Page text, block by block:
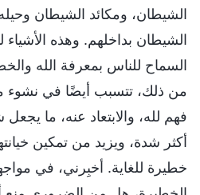
الشيطان، ومكائد الشيطان
الشيطان بداخلهم. وهذه
السماح للناس بمعرفة الله
من ذلك، تتسبب أيضًا في نشوء
فهم لله، والابتعاد عنه، ما
أكثر شدة، ويزيد من تمكين
خطيرة للغاية. أخبِرني، في